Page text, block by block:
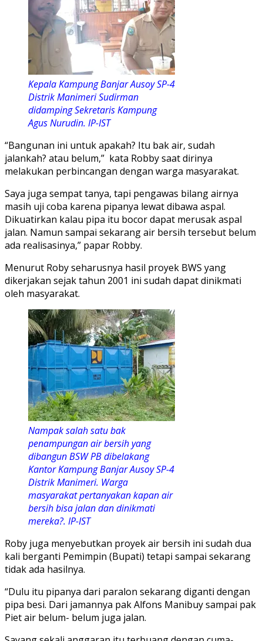
Kepala Kampung Banjar Ausoy SP-4
Distrik Manimeri Sudirman
didamping Sekretaris Kampung
Agus Nurudin. IP-IST
“Bangunan ini untuk apakah? Itu bak air, sudah
jalankah? atau belum,” kata Robby saat dirinya
melakukan perbincangan dengan warga masyarakat.
Saya juga sempat tanya, tapi pengawas bilang airnya
masih uji coba karena pipanya lewat dibawa aspal.
Dikuatirkan kalau pipa itu bocor dapat merusak aspal
jalan. Namun sampai sekarang air bersih tersebut belum
ada realisasinya,” papar Robby.
Menurut Roby seharusnya hasil proyek BWS yang
dikerjakan sejak tahun 2001 ini sudah dapat dinikmati
oleh masyarakat.
Nampak salah satu bak
penampungan air bersih yang
dibangun BSW PB dibelakang
Kantor Kampung Banjar Ausoy SP-4
Distrik Manimeri. Warga
masyarakat pertanyakan kapan air
bersih bisa jalan dan dinikmati
mereka?. IP-IST
Roby juga menyebutkan proyek air bersih ini sudah dua
kali berganti Pemimpin (Bupati) tetapi sampai sekarang
tidak ada hasilnya.
“Dulu itu pipanya dari paralon sekarang diganti dengan
pipa besi. Dari jamannya pak Alfons Manibuy sampai pak
Piet air belum- belum juga jalan.